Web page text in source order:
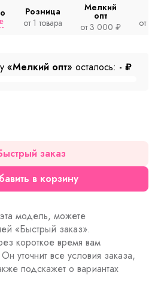
Розница
от 1 товара
Мелкий
опт
от 3 000 ₽
от
«Мелкий опт» осталось: - ₽
заказ
в корзину
модель, можете
«Быстрый заказ».
короткое время вам
уточнит все условия заказа,
подскажет о вариантах